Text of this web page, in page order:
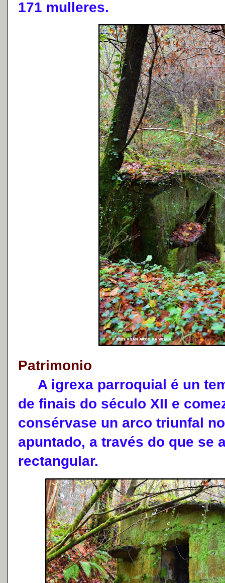
171 mulleres.
Patrimonio
A igrexa parroquial é un
de finais do século XII e
consérvase un arco triunfal
apuntado, a través do que se
rectangular.